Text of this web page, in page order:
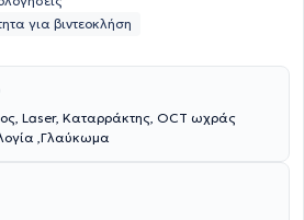
για βιντεοκλήση
Laser, Καταρράκτης, ΟCT ωχράς
,Γλαύκωμα